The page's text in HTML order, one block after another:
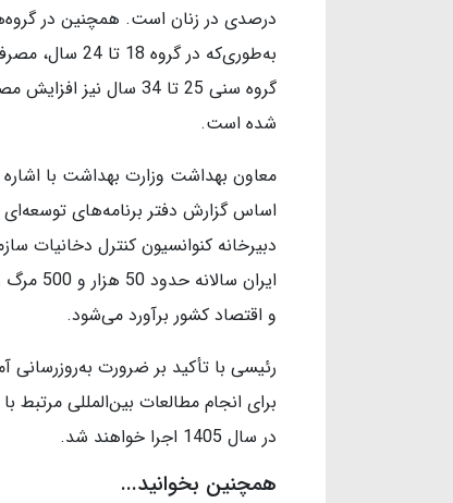
درصدی در زنان است. همچنین در
شده است.
معاون بهداشت وزارت بهداشت با
دبیرخانه کنوانسیون کنترل دخانیات
و اقتصاد کشور برآورد می‌شود.
رئیسی با تأکید بر ضرورت
برای انجام مطالعات بین‌المللی
در سال 1405 اجرا خواهند شد.
همچنین بخوانید...